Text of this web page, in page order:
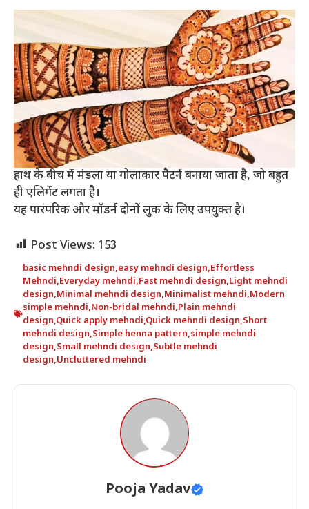
हाथ के बीच में मंडला या गोलाकार पैटर्न बनाया जाता है, जो बहुत
ही एलिगेंट लगता है।
यह पारंपरिक और मॉडर्न दोनों लुक के लिए उपयुक्त है।
Post Views: 153
basic mehndi design,easy mehndi design,Effortless
Mehndi,Everyday mehndi,Fast mehndi design,Light mehndi
design,Minimal mehndi design,Minimalist mehndi,Modern
simple mehndi,Non-bridal mehndi,Plain mehndi
design,Quick apply mehndi,Quick mehndi design,Short
mehndi design,Simple henna pattern,simple mehndi
design,Small mehndi design,Subtle mehndi
design,Uncluttered mehndi
Pooja Yadav